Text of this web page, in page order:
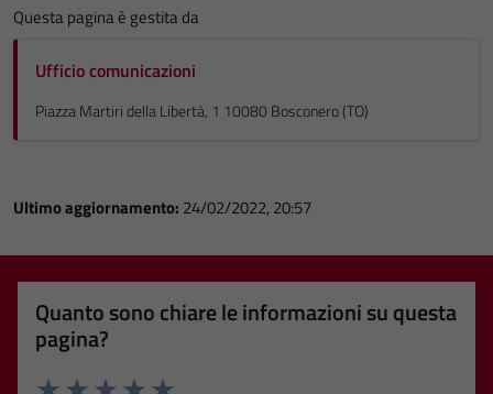
Questa pagina è gestita da
Ufficio comunicazioni
Piazza Martiri della Libertà, 1 10080 Bosconero (TO)
Ultimo aggiornamento: 24/02/2022, 20:57
Quanto sono chiare le informazioni su questa
pagina?